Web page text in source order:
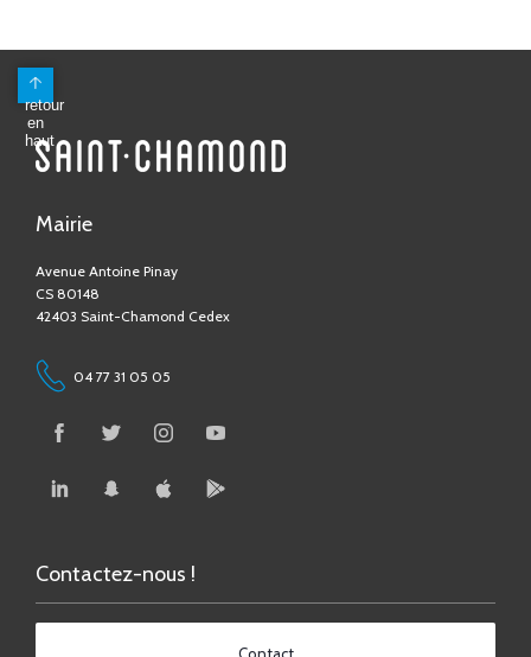
Mairie
Avenue Antoine Pinay
04 77 31 05 05
Contact